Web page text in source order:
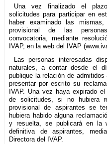
Una vez finalizado el
solicitudes para participar en
haber examinado las
provisional de las
convocatoria, mediante
IVAP, en la web del IVAP
Las personas interesadas
naturales, a contar desde el
publique la relación de
presentar por escrito su
IVAP. Una vez haya expirado
de solicitudes, si no hubiera
provisional de aspirantes se
hubiera habido alguna
y resuelta, se publicará en la
definitiva de aspirantes,
Directora del IVAP.